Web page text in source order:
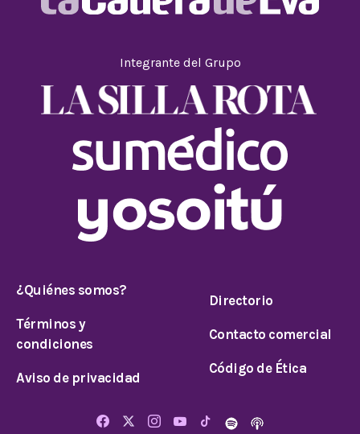
Integrante del Grupo
¿Quiénes somos?
Términos y
condiciones
Aviso de privacidad
Directorio
Contacto comercial
Código de Ética